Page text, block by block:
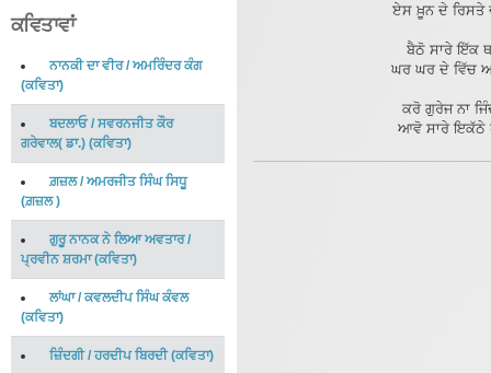
ਕਵਿਤਾਵਾਂ
ਨਾਨਕੀ ਦਾ ਵੀਰ/ਅਮਰਿੰਦਰ ਕੰਗ
(ਕਵਿਤਾ)
ਬਦਲਾਓ/ ਸਵਰਨਜੀਤ ਕੌਰ
ਗਰੇਵਾਲ( ਡਾ.) (ਕਵਿਤਾ)
ਗ਼ਜ਼ਲ/ਅਮਰਜੀਤ ਸਿੰਘ ਸਿਧੂ
(ਗ਼ਜ਼ਲ)
ਗੁਰੂ ਨਾਨਕ ਨੇ ਲਿਆ ਅਵਤਾਰ/
ਪ੍ਰਵੀਨ ਸ਼ਰਮਾ(ਕਵਿਤਾ)
ਲਾਂਘਾ/ਕਵਲਦੀਪ ਸਿੰਘ ਕੰਵਲ
(ਕਵਿਤਾ)
ਜ਼ਿੰਦਗੀ/ ਹਰਦੀਪ ਬਿਰਦੀ(ਕਵਿਤਾ)
ਏਸ ਖ਼ੂਨ ਦੇ ਰਿਸਤੇ
ਬੈਠੋ ਸਾਰੇ ਇੱਕ
ਘਰ ਘਰ ਦੇ ਵਿੱਚ
ਕਰੋ ਗੁਰੇਜ ਨਾ
ਆਵੋ ਸਾਰੇ ਇਕੱਠੇ